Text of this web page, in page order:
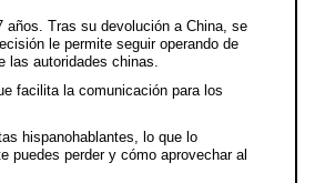
años. Tras su devolución a China, se
le permite seguir operando de
las autoridades chinas.
facilita la comunicación para los
hispanohablantes, lo que lo
puedes perder y cómo aprovechar al